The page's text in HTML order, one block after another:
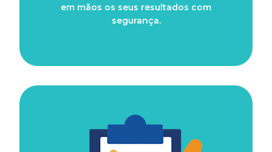
em mãos os seus resultados com
segurança.